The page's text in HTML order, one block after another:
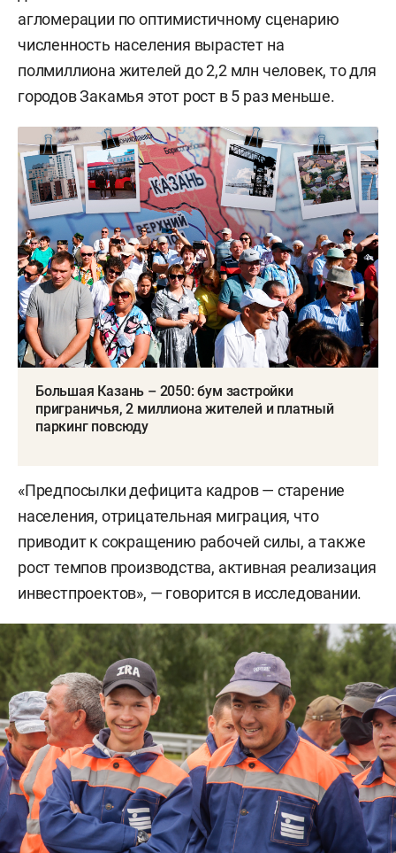
агломерации по оптимистичному сценарию
численность населения вырастет на
полмиллиона жителей до 2,2 млн человек, то для
городов Закамья этот рост в 5 раз меньше.
Большая Казань – 2050: бум застройки
приграничья, 2 миллиона жителей и платный
паркинг повсюду
«Предпосылки дефицита кадров — старение
населения, отрицательная миграция, что
приводит к сокращению рабочей силы, а также
рост темпов производства, активная реализация
инвестпроектов», — говорится в исследовании.